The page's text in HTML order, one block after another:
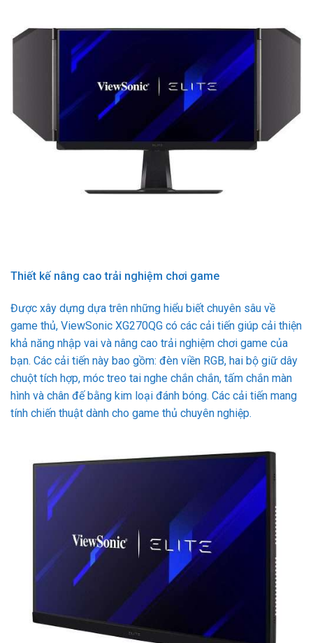
Thiết kế nâng cao trải nghiệm chơi game
Được xây dựng dựa trên những hiểu biết chuyên sâu về
game thủ, ViewSonic XG270QG có các cải tiến giúp cải thiện
khả năng nhập vai và nâng cao trải nghiệm chơi game của
bạn. Các cải tiến này bao gồm: đèn viền RGB, hai bộ giữ dây
chuột tích hợp, móc treo tai nghe chắn chắn, tấm chắn màn
hình và chân đế bằng kim loại đánh bóng. Các cải tiến mang
tính chiến thuật dành cho game thủ chuyên nghiệp.